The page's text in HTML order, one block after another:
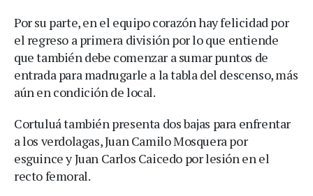
Por su parte, en el equipo corazón hay felicidad por
el regreso a primera división por lo que entiende
que también debe comenzar a sumar puntos de
entrada para madrugarle a la tabla del descenso, más
aún en condición de local.
Cortuluá también presenta dos bajas para enfrentar
a los verdolagas, Juan Camilo Mosquera por
esguince y Juan Carlos Caicedo por lesión en el
recto femoral.